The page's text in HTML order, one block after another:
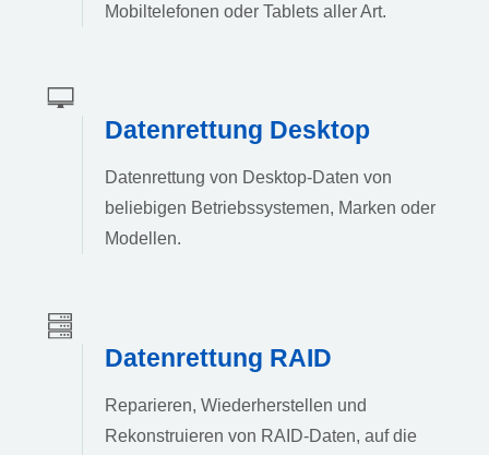
Mobiltelefonen oder Tablets aller Art.
Datenrettung Desktop
Datenrettung von Desktop-Daten von
beliebigen Betriebssystemen, Marken oder
Modellen.
Datenrettung RAID
Reparieren, Wiederherstellen und
Rekonstruieren von RAID-Daten, auf die